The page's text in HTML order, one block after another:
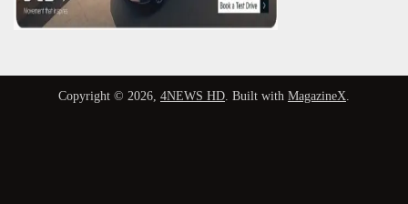
Copyright © 2026, 4NEWS HD . Built with MagazineX